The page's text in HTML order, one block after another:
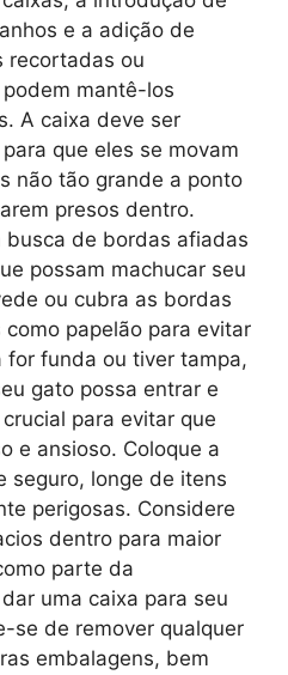
e a adição de
recortadas ou
mantê-los
A caixa deve ser
que eles se movam
não tão grande a ponto
presos dentro.
busca de bordas afiadas
possam machucar seu
ou cubra as bordas
papelão para evitar
for funda ou tiver tampa,
gato possa entrar e
para evitar que
e ansioso. Coloque a
seguro, longe de itens
perigosas. Considere
dentro para maior
parte da
uma caixa para seu
se de remover qualquer
embalagens, bem